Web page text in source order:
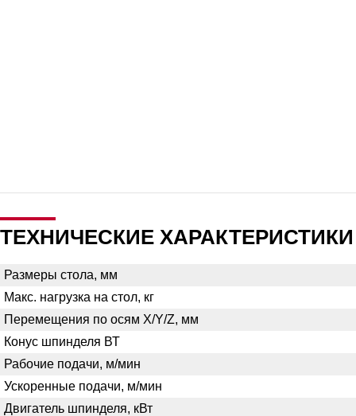
ТЕХНИЧЕСКИЕ ХАРАКТЕРИСТИКИ
Размеры стола, мм
Макс. нагрузка на стол, кг
Перемещения по осям X/Y/Z, мм
Конус шпинделя ВТ
Рабочие подачи, м/мин
Ускоренные подачи, м/мин
Двигатель шпинделя, кВт